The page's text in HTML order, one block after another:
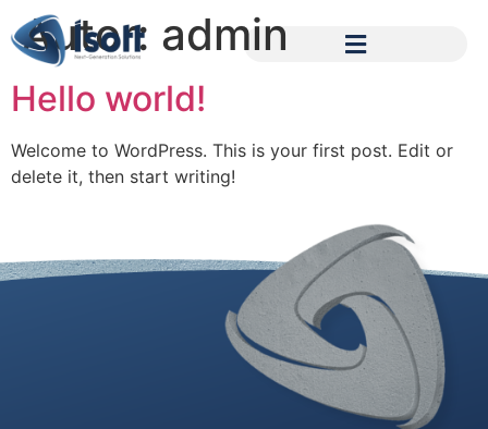
Autor: admin
Hello world!
Welcome to WordPress. This is your first post. Edit or
delete it, then start writing!